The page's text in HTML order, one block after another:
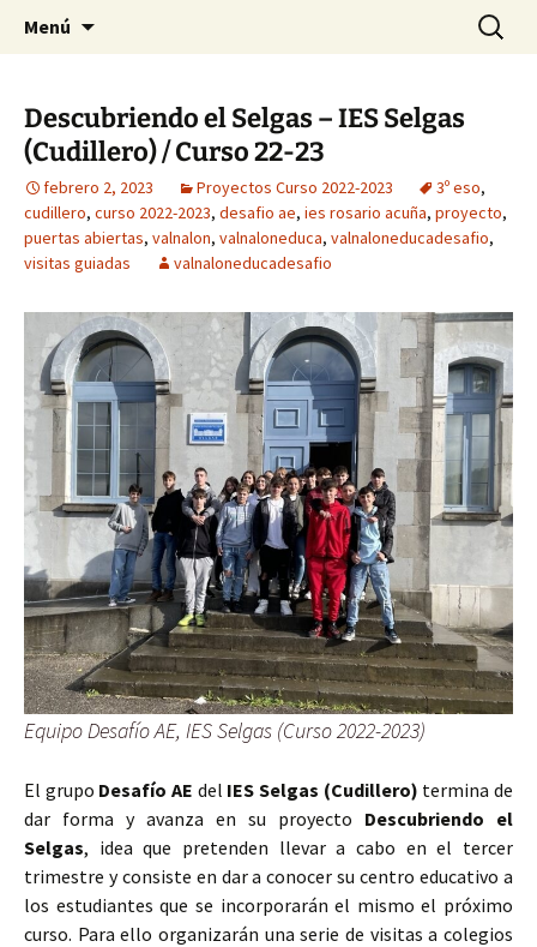
Menú Buscar:
Descubriendo el Selgas – IES Selgas
(Cudillero) / Curso 22-23
febrero 2, 2023 Proyectos Curso 2022-2023 3º eso,
cudillero, curso 2022-2023, desafio ae, ies rosario acuña, proyecto,
puertas abiertas, valnalon, valnaloneduca, valnaloneducadesafio,
visitas guiadas
valnaloneducadesafio
Equipo Desafío AE, IES Selgas (Curso 2022-2023)
El grupo Desafío AE del IES Selgas (Cudillero) termina de
dar forma y avanza en su proyecto Descubriendo el
Selgas, idea que pretenden llevar a cabo en el tercer
trimestre y consiste en dar a conocer su centro educativo a
los estudiantes que se incorporarán el mismo el próximo
curso. Para ello organizarán una serie de visitas a colegios